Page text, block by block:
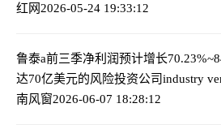
红网2026-05-24 19:33:12
鲁泰a前三季净利润预计增长
达70亿美元的风险投资公司industry
南风窗2026-06-07 18:28:12